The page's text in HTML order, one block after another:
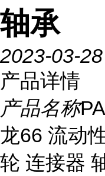
轴承
2023-03-28
产品详情
产品名称
龙66 流动
轮 连接器